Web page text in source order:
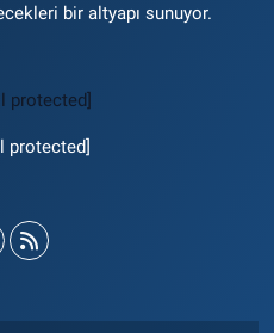
bir altyapı sunuyor.
protected]
protected]